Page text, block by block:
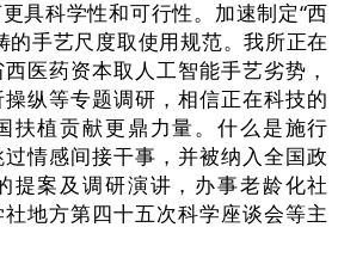
具科学性和可行性。加速制定“西
的手艺尺度取使用规范。我所正在
医药资本取人工智能手艺劣势，
纵等专题调研，相信正在科技的
扶植贡献更鼎力量。什么是施行
情感间接干事，并被纳入全国政
提案及调研演讲，办事老龄化社
地方第四十五次科学座谈会等主